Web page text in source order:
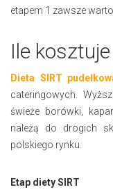
etapem 1 zawsze
Ile
Dieta SIRT
cateringowych.
świeże borówki,
należą do drogich
polskiego rynku.
Etap diety SIRT